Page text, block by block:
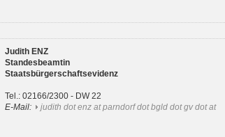
Judith ENZ
Standesbeamtin
Staatsbürgerschaftsevidenz
Tel.: 02166/2300 - DW 22
E-Mail:
judith dot enz at parndorf dot bgld dot gv dot at